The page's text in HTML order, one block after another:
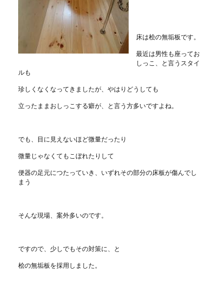
床は桧の無垢板です。
最近は男性も座ってお
しっこ、と言うスタイ
ルも
珍しくなくなってきましたが、やはりどうしても
立ったままおしっこする癖が、と言う方多いですよね。
でも、目に見えないほど微量だったり
微量じゃなくてもこぼれたりして
便器の足元につたっていき、いずれその部分の床板が傷んでし
まう
そんな現場、案外多いのです。
ですので、少しでもその対策に、と
桧の無垢板を採用しました。